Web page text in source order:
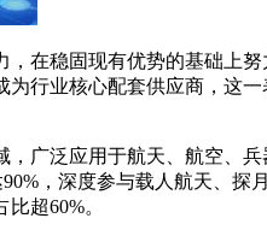
在稳固现有优势的基础上努
行业核心配套供应商，这
广泛应用于航天、航空、兵
，深度参与载人航天、探
超60%。